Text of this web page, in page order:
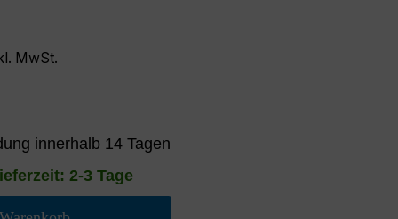
MwSt.
innerhalb 14 Tagen
2-3 Tage